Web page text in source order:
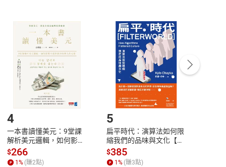
點選「瀏覽訂單明細」 「申請取消訂單/退
貨。
付款方式
Payment
完成訂單
Complete
號，下載書籍後看書
4
一本書讀懂美元：9堂課
解析美元邏輯，如何影響
全球經濟和每個人的投資
【電子書】
$266
1% (賺2點)
5
扁平時代：演算法如何限
縮我們的品味與文化【電
子書】
$385
1% (賺3點)